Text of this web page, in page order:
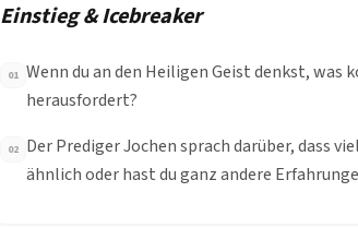
Einstieg & Icebreaker
01 Wenn du an den Heiligen Geist denkst, was
herausfordert?
02 Der Prediger Jochen sprach darüber, dass
ähnlich oder hast du ganz andere